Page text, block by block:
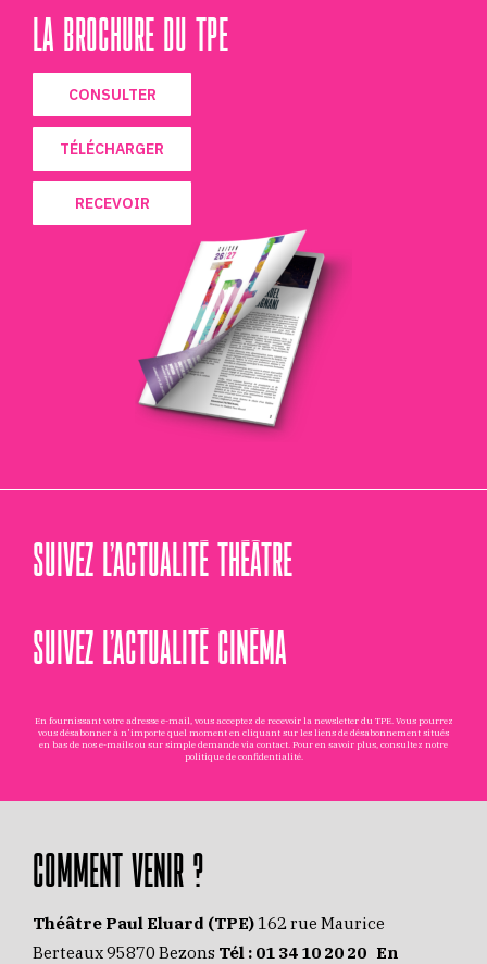
LA BROCHURE DU TPE
CONSULTER
TÉLÉCHARGER
RECEVOIR
SUIVEZ L’ACTUALITÉ THÉÂTRE
SUIVEZ L’ACTUALITÉ CINÉMA
En fournissant votre adresse e-mail, vous acceptez de recevoir la newsletter du TPE. Vous pourrez
vous désabonner à n'importe quel moment en cliquant sur les liens de désabonnement situés
en bas de nos e-mails ou sur simple demande via contact . Pour en savoir plus, consultez notre
politique de confidentialité.
COMMENT VENIR ?
Théâtre Paul Eluard (TPE) 162 rue Maurice
Berteaux 95870 Bezons Tél : 01 34 10 20 20 En